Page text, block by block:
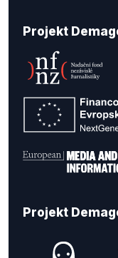
Projekt
Projekt